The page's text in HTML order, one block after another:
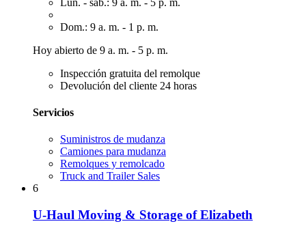
Dom.: 9 a. m. - 1 p. m.
Hoy abierto de 9 a. m. - 5 p. m.
Inspección gratuita del remolque
Devolución del cliente 24 horas
Servicios
Suministros de mudanza
Camiones para mudanza
Remolques y remolcado
Truck and Trailer Sales
6
U-Haul Moving & Storage of Elizabeth